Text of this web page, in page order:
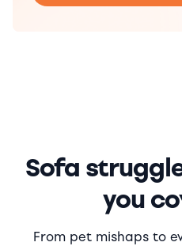
Sofa
you
From pet mishaps to